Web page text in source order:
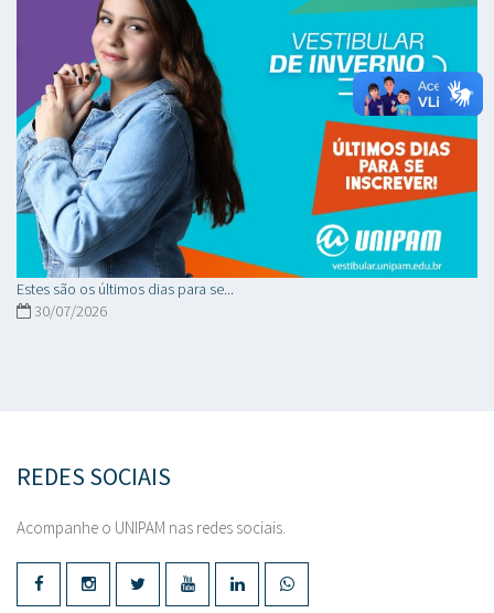
Estes são os últimos dias para se...
30/07/2026
REDES SOCIAIS
Acompanhe o UNIPAM nas redes sociais.